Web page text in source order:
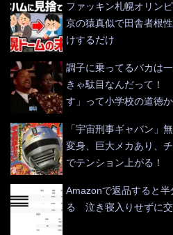
ファッキン札幌オリン
京の猿真似で田舎者根
けするだけ
調子に乗ってるバカは
きゃ駄目なんだって！
す」って小学校の道徳か
「宇宙刑事ギャバン」
変身、巨大メカあり、
でテンション上がる！
Amazonで返品すると
る 泣き寝入りせずに